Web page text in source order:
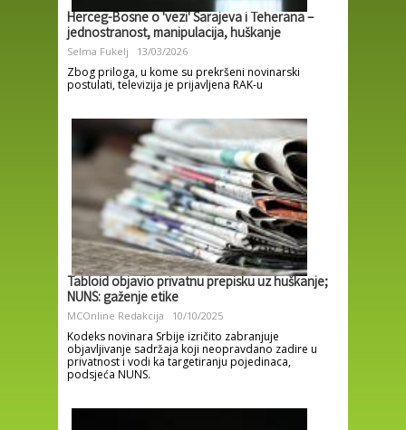
Herceg-Bosne o 'vezi' Sarajeva i Teherana –
jednostranost, manipulacija, huškanje
Selma Fukelj 13/03/2026
Zbog priloga, u kome su prekršeni novinarski
postulati, televizija je prijavljena RAK-u
Tabloid objavio privatnu prepisku uz huškanje;
NUNS: gaženje etike
MCOnline Redakcija 10/10/2025
Kodeks novinara Srbije izričito zabranjuje
objavljivanje sadržaja koji neopravdano zadire u
privatnost i vodi ka targetiranju pojedinaca,
podsjeća NUNS.